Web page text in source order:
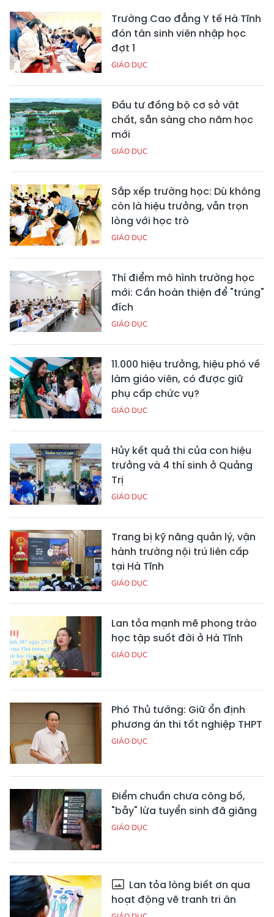
Trường Cao đẳng Y tế Hà Tĩnh
đón tân sinh viên nhập học
đợt 1
GIÁO DỤC
Đầu tư đồng bộ cơ sở vật
chất, sẵn sàng cho năm học
mới
GIÁO DỤC
Sắp xếp trường học: Dù không
còn là hiệu trưởng, vẫn trọn
lòng với học trò
GIÁO DỤC
Thí điểm mô hình trường học
mới: Cần hoàn thiện để "trúng"
đích
GIÁO DỤC
11.000 hiệu trưởng, hiệu phó về
làm giáo viên, có được giữ
phụ cấp chức vụ?
GIÁO DỤC
Hủy kết quả thi của con hiệu
trưởng và 4 thí sinh ở Quảng
Trị
GIÁO DỤC
Trang bị kỹ năng quản lý, vận
hành trường nội trú liên cấp
tại Hà Tĩnh
GIÁO DỤC
Lan tỏa mạnh mẽ phong trào
học tập suốt đời ở Hà Tĩnh
GIÁO DỤC
Phó Thủ tướng: Giữ ổn định
phương án thi tốt nghiệp THPT
GIÁO DỤC
Điểm chuẩn chưa công bố,
"bẫy" lừa tuyển sinh đã giăng
GIÁO DỤC
Lan tỏa lòng biết ơn qua
hoạt động vẽ tranh tri ân